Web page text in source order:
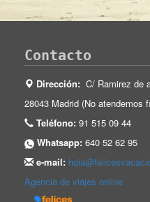
Contacto
Dirección: C/ Ramirez de
28043 Madrid (No atendemos
Teléfono: 91 515 09 44
Whatsapp: 640 52 62 95
e-mail:
Agencia de viajes online